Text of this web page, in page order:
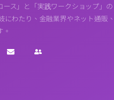
ス」と「実践ワークショップ」
にわたり、金融業界やネット通販